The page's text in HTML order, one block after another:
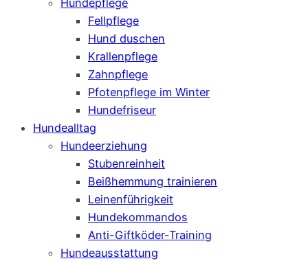
Hundepflege
Fellpflege
Hund duschen
Krallenpflege
Zahnpflege
Pfotenpflege im Winter
Hundefriseur
Hundealltag
Hundeerziehung
Stubenreinheit
Beißhemmung trainieren
Leinenführigkeit
Hundekommandos
Anti-Giftköder-Training
Hundeausstattung